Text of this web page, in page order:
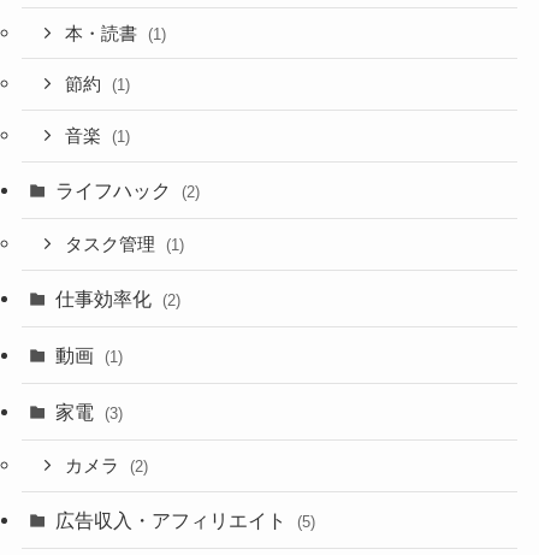
本・読書 (1)
節約 (1)
音楽 (1)
ライフハック (2)
タスク管理 (1)
仕事効率化 (2)
動画 (1)
家電 (3)
カメラ (2)
広告収入・アフィリエイト (5)